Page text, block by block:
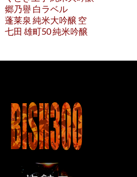
郷乃譽 白ラベル
蓬莱泉 純米大吟醸 空
七田 雄町50 純米吟醸